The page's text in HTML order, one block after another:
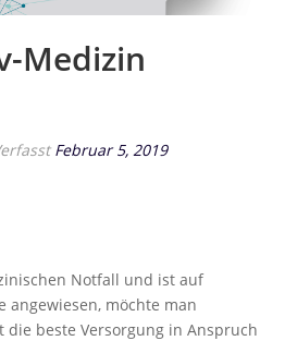
Medizin
Februar 5, 2019
Notfall und ist auf
angewiesen, möchte man
die beste Versorgung in Anspruch